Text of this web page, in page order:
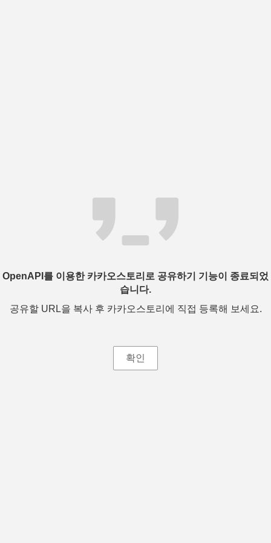
OpenAPI를 이용한 카카오스토리로 공유하기 기능이 종료되었
습니다.
공유할 URL을 복사 후 카카오스토리에 직접 등록해 보세요.
확인